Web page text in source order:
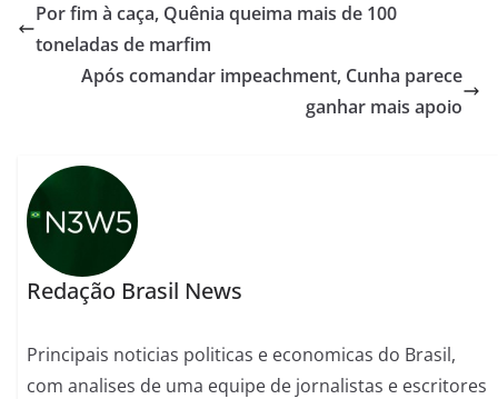
Por fim à caça, Quênia queima mais de 100
toneladas de marfim
Após comandar impeachment, Cunha parece
ganhar mais apoio
Redação Brasil News
Principais noticias politicas e economicas do Brasil,
com analises de uma equipe de jornalistas e escritores